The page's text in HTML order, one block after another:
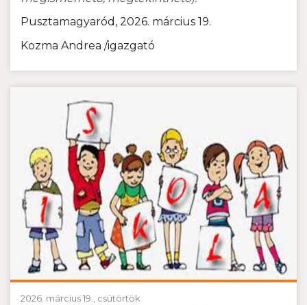
Pusztamagyaród, 2026. március 19.
Kozma Andrea /igazgató
2026. március 19., csütörtök